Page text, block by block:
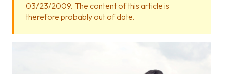
Help?
03/23/2009. The content of this article is
therefore probably out of date.